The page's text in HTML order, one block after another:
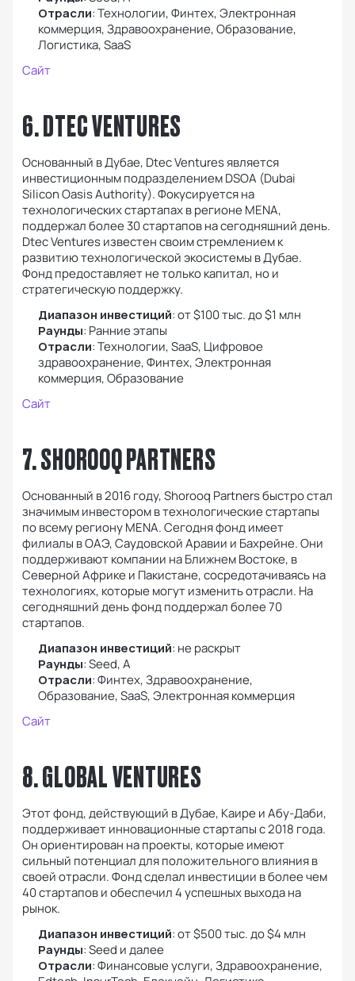
Отрасли: Технологии, Финтех, Электронная
коммерция, Здравоохранение, Образование,
Логистика, SaaS
Сайт
6. DTEC VENTURES
Основанный в Дубае, Dtec Ventures является
инвестиционным подразделением DSOA (Dubai
Silicon Oasis Authority). Фокусируется на
технологических стартапах в регионе MENA,
поддержал более 30 стартапов на сегодняшний день.
Dtec Ventures известен своим стремлением к
развитию технологической экосистемы в Дубае.
Фонд предоставляет не только капитал, но и
стратегическую поддержку.
Диапазон инвестиций: от $100 тыс. до $1 млн
Раунды: Ранние этапы
Отрасли: Технологии, SaaS, Цифровое
здравоохранение, Финтех, Электронная
коммерция, Образование
Сайт
7. SHOROOQ PARTNERS
Основанный в 2016 году, Shorooq Partners быстро стал
значимым инвестором в технологические стартапы
по всему региону MENA. Сегодня фонд имеет
филиалы в ОАЭ, Саудовской Аравии и Бахрейне. Они
поддерживают компании на Ближнем Востоке, в
Северной Африке и Пакистане, сосредотачиваясь на
технологиях, которые могут изменить отрасли. На
сегодняшний день фонд поддержал более 70
стартапов.
Диапазон инвестиций: не раскрыт
Раунды: Seed, А
Отрасли: Финтех, Здравоохранение,
Образование, SaaS, Электронная коммерция
Сайт
8. GLOBAL VENTURES
Этот фонд, действующий в Дубае, Каире и Абу-Даби,
поддерживает инновационные стартапы с 2018 года.
Он ориентирован на проекты, которые имеют
сильный потенциал для положительного влияния в
своей отрасли. Фонд сделал инвестиции в более чем
40 стартапов и обеспечил 4 успешных выхода на
рынок.
Диапазон инвестиций: от $500 тыс. до $4 млн
Раунды: Seed и далее
Отрасли: Финансовые услуги, Здравоохранение,